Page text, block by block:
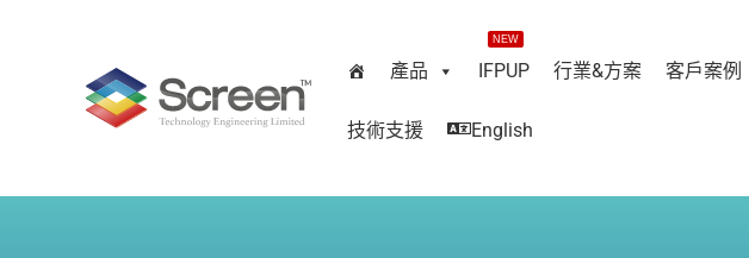
產品
NEW
IFPUP 行業&方案 客戶案例
技術支援 English